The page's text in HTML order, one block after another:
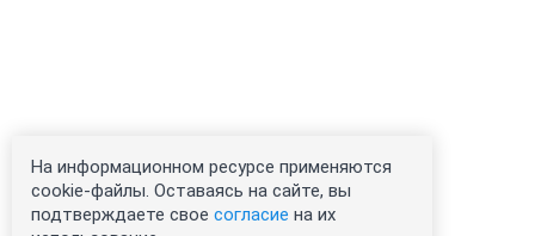
На информационном ресурсе применяются
cookie-файлы. Оставаясь на сайте, вы
подтверждаете свое согласие на их